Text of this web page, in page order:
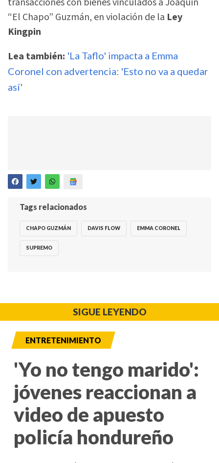
“El Chapo” Guzmán, en violación de la Ley
Kingpin
Lea también: 'La Taflo' impacta a Emma
Coronel con advertencia: 'Esto no va a quedar
así'
Tags relacionados
CHAPO GUZMÁN DAVIS FLOW EMMA CORONEL
SUPREMO
SIGUE LEYENDO
ENTRETENIMIENTO
'Yo no tengo marido':
jóvenes reaccionan a
video de apuesto
policía hondureño